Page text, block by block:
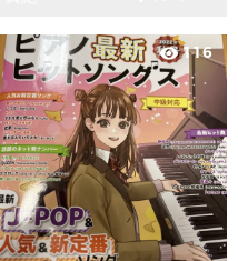
visibility116